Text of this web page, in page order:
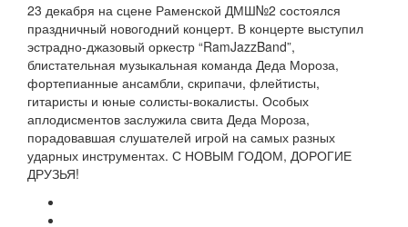
23 декабря на сцене Раменской ДМШ№2 состоялся
праздничный новогодний концерт. В концерте выступил
эстрадно-джазовый оркестр “RamJazzBand”,
блистательная музыкальная команда Деда Мороза,
фортепианные ансамбли, скрипачи, флейтисты,
гитаристы и юные солисты-вокалисты. Особых
аплодисментов заслужила свита Деда Мороза,
порадовавшая слушателей игрой на самых разных
ударных инструментах. С НОВЫМ ГОДОМ, ДОРОГИЕ
ДРУЗЬЯ!